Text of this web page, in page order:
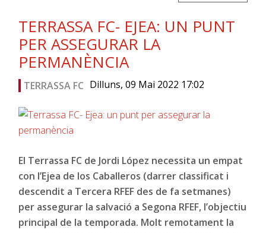
TERRASSA FC- EJEA: UN PUNT
PER ASSEGURAR LA
PERMANÈNCIA
TERRASSA FC Dilluns, 09 Mai 2022 17:02
El Terrassa FC de Jordi López necessita un empat
con l’Ejea de los Caballeros (darrer classificat i
descendit a Tercera RFEF des de fa setmanes)
per assegurar la salvació a Segona RFEF, l’objectiu
principal de la temporada. Molt remotament la